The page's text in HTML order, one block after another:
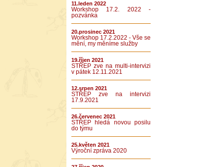
11.leden 2022
Workshop 17.2. 2022 -
pozvánka
20.prosinec 2021
Workshop 17.2.2022 - Vše se
mění, my měníme služby
19.říjen 2021
STŘEP zve na multi-intervizi
v pátek 12.11.2021
12.srpen 2021
STŘEP zve na intervizi
17.9.2021
26.červenec 2021
STŘEP hledá novou posilu
do týmu
25.květen 2021
Výroční zpráva 2020